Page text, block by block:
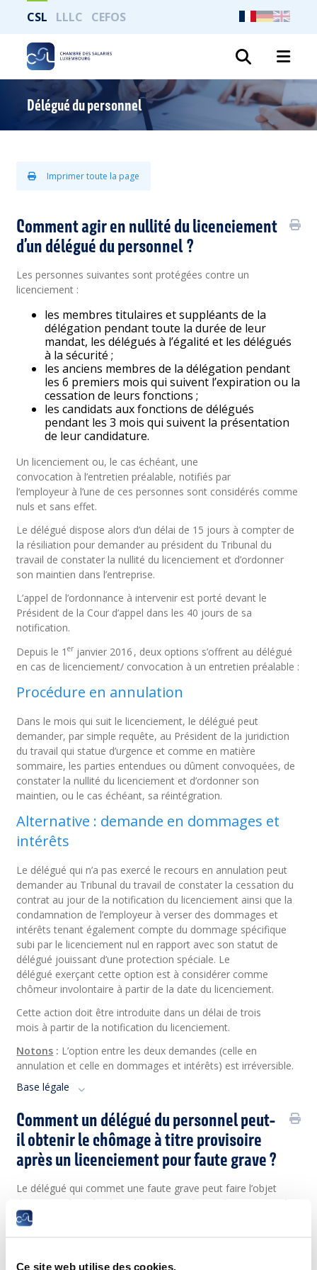
Ce site web utilise des cookies.
CSL LLLC CEFOS
Délégué du personnel
Imprimer toute la page
Comment agir en nullité du licenciement
d’un délégué du personnel ?
Les personnes suivantes sont protégées contre un
licenciement :
les membres titulaires et suppléants de la
délégation pendant toute la durée de leur
mandat, les délégués à l’égalité et les délégués
à la sécurité ;
les anciens membres de la délégation pendant
les 6 premiers mois qui suivent l’expiration ou la
cessation de leurs fonctions ;
les candidats aux fonctions de délégués
pendant les 3 mois qui suivent la présentation
de leur candidature.
Un licenciement ou, le cas échéant, une
convocation à l’entretien préalable, notifiés par
l’employeur à l’une de ces personnes sont considérés comme
nuls et sans effet.
Le délégué dispose alors d’un délai de 15 jours à compter de
la résiliation pour demander au président du Tribunal du
travail de constater la nullité du licenciement et d’ordonner
son maintien dans l’entreprise.
L’appel de l’ordonnance à intervenir est porté devant le
Président de la Cour d’appel dans les 40 jours de sa
notification.
Depuis le 1er janvier 2016 , deux options s’offrent au délégué
en cas de licenciement/ convocation à un entretien préalable :
Procédure en annulation
Dans le mois qui suit le licenciement, le délégué peut
demander, par simple requête, au Président de la juridiction
du travail qui statue d’urgence et comme en matière
sommaire, les parties entendues ou dûment convoquées, de
constater la nullité du licenciement et d’ordonner son
maintien, ou le cas échéant, sa réintégration.
Alternative : demande en dommages et
intérêts
Le délégué qui n’a pas exercé le recours en annulation peut
demander au Tribunal du travail de constater la cessation du
contrat au jour de la notification du licenciement ainsi que la
condamnation de l’employeur à verser des dommages et
intérêts tenant également compte du dommage spécifique
subi par le licenciement nul en rapport avec son statut de
délégué jouissant d’une protection spéciale. Le
délégué exerçant cette option est à considérer comme
chômeur involontaire à partir de la date du licenciement.
Cette action doit être introduite dans un délai de trois
mois à partir de la notification du licenciement.
Notons : L’option entre les deux demandes (celle en
annulation et celle en dommages et intérêts) est irréversible.
Base légale
Comment un délégué du personnel peut-
il obtenir le chômage à titre provisoire
après un licenciement pour faute grave ?
Le délégué qui commet une faute grave peut faire l’objet
d’une mise à pied et l’employeur peut demander en justice la
résolution de son contrat de travail.
Si le Tribunal du travail refuse de faire droit à la demande de